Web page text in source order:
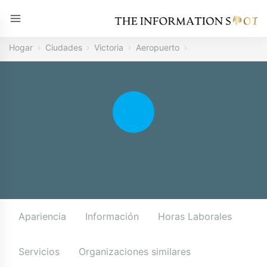
Hogar Ciudades Victoria Aeropuerto
Apariencia Información Horas Laborales
Servicios Organizaciones similares